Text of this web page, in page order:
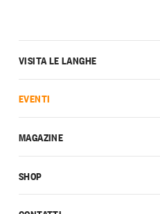
VISITA LE LANGHE
EVENTI
MAGAZINE
SHOP